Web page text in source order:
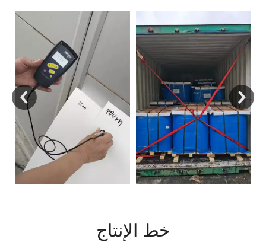
خط الإنتاج